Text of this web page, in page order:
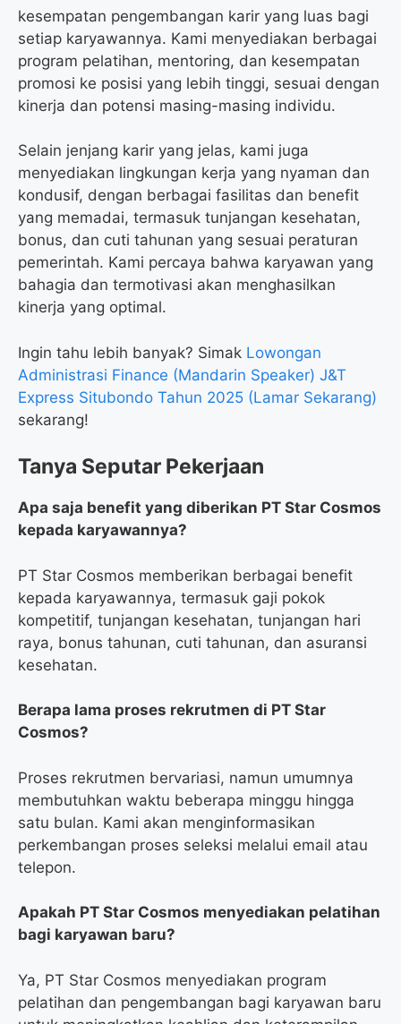
kesempatan pengembangan karir yang luas bagi
setiap karyawannya. Kami menyediakan berbagai
program pelatihan, mentoring, dan kesempatan
promosi ke posisi yang lebih tinggi, sesuai dengan
kinerja dan potensi masing-masing individu.
Selain jenjang karir yang jelas, kami juga
menyediakan lingkungan kerja yang nyaman dan
kondusif, dengan berbagai fasilitas dan benefit
yang memadai, termasuk tunjangan kesehatan,
bonus, dan cuti tahunan yang sesuai peraturan
pemerintah. Kami percaya bahwa karyawan yang
bahagia dan termotivasi akan menghasilkan
kinerja yang optimal.
Ingin tahu lebih banyak? Simak Lowongan
Administrasi Finance (Mandarin Speaker) J&T
Express Situbondo Tahun 2025 (Lamar Sekarang)
sekarang!
Tanya Seputar Pekerjaan
Apa saja benefit yang diberikan PT Star Cosmos
kepada karyawannya?
PT Star Cosmos memberikan berbagai benefit
kepada karyawannya, termasuk gaji pokok
kompetitif, tunjangan kesehatan, tunjangan hari
raya, bonus tahunan, cuti tahunan, dan asuransi
kesehatan.
Berapa lama proses rekrutmen di PT Star
Cosmos?
Proses rekrutmen bervariasi, namun umumnya
membutuhkan waktu beberapa minggu hingga
satu bulan. Kami akan menginformasikan
perkembangan proses seleksi melalui email atau
telepon.
Apakah PT Star Cosmos menyediakan pelatihan
bagi karyawan baru?
Ya, PT Star Cosmos menyediakan program
pelatihan dan pengembangan bagi karyawan baru